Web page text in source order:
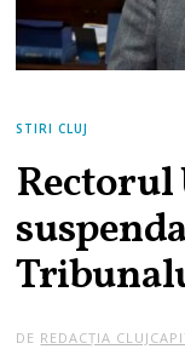
STIRI CLUJ
Rectorul
DE REDACȚIA